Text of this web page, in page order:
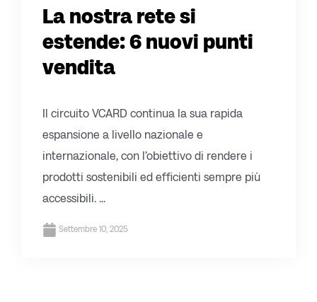
La nostra rete si
estende: 6 nuovi punti
vendita
Il circuito VCARD continua la sua rapida
espansione a livello nazionale e
internazionale, con l’obiettivo di rendere i
prodotti sostenibili ed efficienti sempre più
accessibili. ...
Settembre 10, 2025